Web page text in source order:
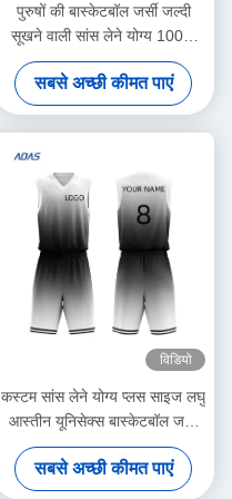
पुरुषों की बास्केटबॉल जर्सी जल्दी
सूखने वाली सांस लेने योग्य 100%
पॉलिएस्टर नई उच्च गुणवत्ता प्रशिक्षण
100% पॉलिएस्टर मुद्रित बास्केटबॉल
सबसे अच्छी कीमत पाएं
विडियो
कस्टम सांस लेने योग्य प्लस साइज लघु
आस्तीन यूनिसेक्स बास्केटबॉल जर्सी
नवीनतम कढ़ाई डिजाइन के साथ
सबसे अच्छी कीमत पाएं